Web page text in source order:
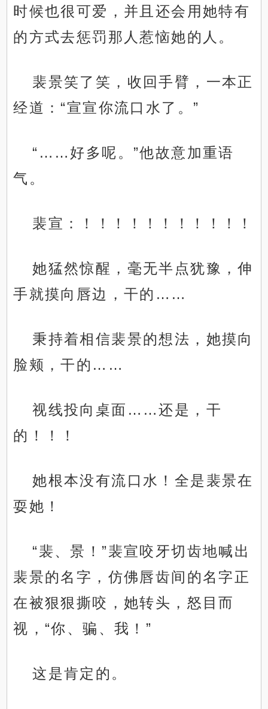
时候也很可爱，并且还会用她特有
的方式去惩罚那人惹恼她的人。
裴景笑了笑，收回手臂，一本正
经道：“宣宣你流口水了。”
“……好多呢。”他故意加重语
气。
裴宣：！！！！！！！！！！！
她猛然惊醒，毫无半点犹豫，伸
手就摸向唇边，干的……
秉持着相信裴景的想法，她摸向
脸颊，干的……
视线投向桌面……还是，干
的！！！
她根本没有流口水！全是裴景在
耍她！
“裴、景！”裴宣咬牙切齿地喊出
裴景的名字，仿佛唇齿间的名字正
在被狠狠撕咬，她转头，怒目而
视，“你、骗、我！”
这是肯定的。